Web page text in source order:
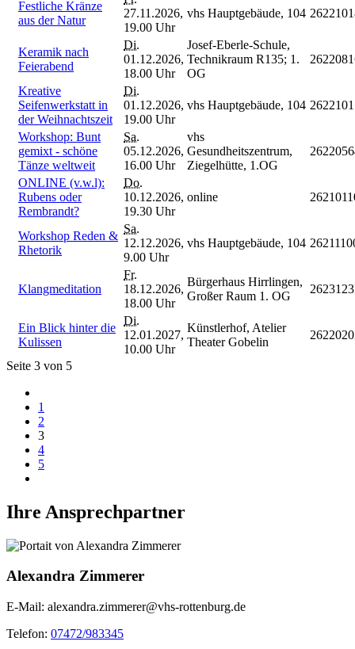
Festliche Kränze
aus der Natur
27.11.2026,
19.00 Uhr
vhs Hauptgebäude, 104
Keramik nach
Feierabend
Di.
01.12.2026,
18.00 Uhr
Josef-Eberle-Schule,
Technikraum R135; 1.
OG
Kreative
Seifenwerkstatt in
der Weihnachtszeit
Di.
01.12.2026,
19.00 Uhr
vhs Hauptgebäude, 104
Workshop: Bunt
gemixt - schöne
Tänze weltweit
Sa.
05.12.2026,
16.00 Uhr
vhs
Gesundheitszentrum,
Ziegelhütte, 1.OG
ONLINE (v.w.l):
Rubens oder
Rembrandt?
Do.
10.12.2026,
19.30 Uhr
online
Workshop Reden &
Rhetorik
Sa.
12.12.2026,
9.00 Uhr
vhs Hauptgebäude, 104
Klangmeditation
Fr.
18.12.2026,
18.00 Uhr
Bürgerhaus Hirrlingen,
Großer Raum 1. OG
Ein Blick hinter die
Kulissen
Di.
12.01.2027,
10.00 Uhr
Künstlerhof, Atelier
Theater Gobelin
Seite 3 von 5
1
2
3
4
5
Ihre Ansprechpartner
Alexandra Zimmerer
E-Mail: alexandra.zimmerer@vhs-rottenburg.de
Telefon: 07472/983345